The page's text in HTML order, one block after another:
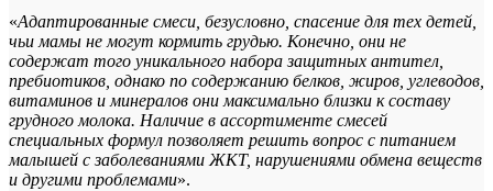
«Адаптированные смеси, безусловно, спасение для тех детей,
чьи мамы не могут кормить грудью. Конечно, они не
содержат того уникального набора защитных антител,
пребиотиков, однако по содержанию белков, жиров, углеводов,
витаминов и минералов они максимально близки к составу
грудного молока. Наличие в ассортименте смесей
специальных формул позволяет решить вопрос с питанием
малышей с заболеваниями ЖКТ, нарушениями обмена веществ
и другими проблемами».